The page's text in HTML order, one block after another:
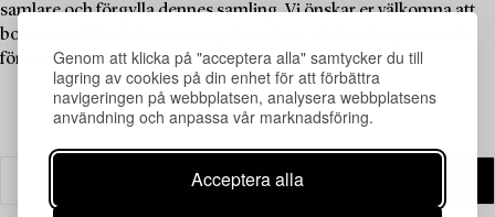
Genom att klicka på "acceptera alla" samtycker du till
lagring av cookies på din enhet för att förbättra
navigeringen på webbplatsen, analysera webbplatsens
användning och anpassa vår marknadsföring.
Acceptera alla
samlare och förgylla dennes samling. Vi önskar er välkomna att
botanisera bland denna mängd av roliga, udda och spännande
föremål.